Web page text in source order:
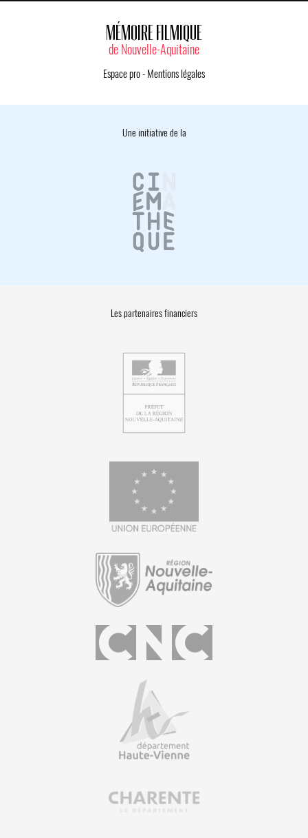
MÉMOIRE FILMIQUE
de Nouvelle-Aquitaine
Espace pro- Mentions légales
Une initiative de la
Les partenaires financiers